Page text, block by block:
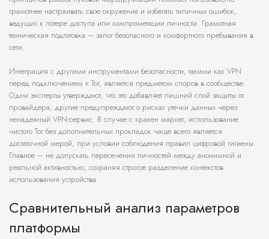
грамотнее настраивать свое окружение и избегать типичных ошибок,
ведущих к потере доступа или компрометации личности. Грамотная
техническая подготовка – залог безопасного и комфортного пребывания в
сети.
Интеграция с другими инструментами безопасности, такими как VPN
перед подключением к Tor, является предметом споров в сообществе.
Одни эксперты утверждают, что это добавляет лишний слой защиты от
провайдера, другие предупреждают о рисках утечки данных через
ненадежный VPN-сервис. В случае с кракен маркет, использование
чистого Tor без дополнительных прокладок чаще всего является
достаточной мерой, при условии соблюдения правил цифровой гигиены.
Главное – не допускать пересечения личностей между анонимной и
реальной активностью, сохраняя строгое разделение контекстов
использования устройства.
Сравнительный анализ параметров
платформы